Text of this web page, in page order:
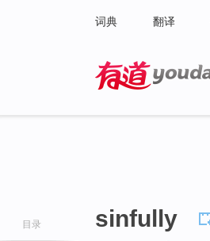
词典 翻译
目录 sinfully